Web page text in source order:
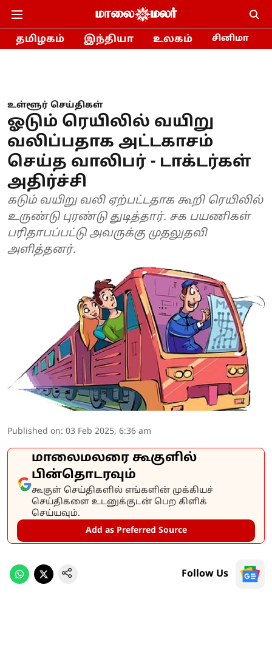
தமிழகம் இந்தியா உலகம் சினிமா
உள்ளூர் செய்திகள்
ஓடும் ரெயிலில் வயிறு
வலிப்பதாக அட்டகாசம்
செய்த வாலிபர் - டாக்டர்கள்
அதிர்ச்சி
கடும் வயிறு வலி ஏற்பட்டதாக கூறி ரெயிலில்
உருண்டு புரண்டு துடித்தார். சக பயணிகள்
பரிதாபப்பட்டு அவருக்கு முதலுதவி
அளித்தனர்.
Published on: 03 Feb 2025, 6:36 am
மாலைமலரை கூகுளில்
பின்தொடரவும்
கூகுள் செய்திகளில் எங்களின் முக்கியச்
செய்திகளை உடனுக்குடன் பெற கிளிக்
செய்யவும்.
Add as Preferred Source
Follow Us